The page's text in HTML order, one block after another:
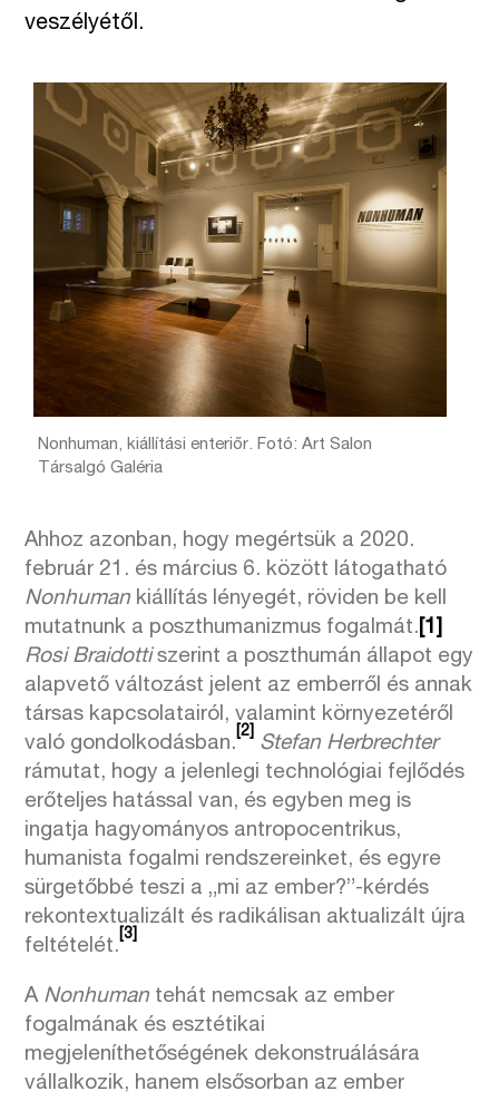
veszélyétől.
Nonhuman, kiállítási enteriőr. Fotó: Art Salon
Társalgó Galéria
Ahhoz azonban, hogy megértsük a 2020.
február 21. és március 6. között látogatható
Nonhuman kiállítás lényegét, röviden be kell
mutatnunk a poszthumanizmus fogalmát. [1]
Rosi Braidottiszerint a poszthumán állapot egy
alapvető változást jelent az emberről és annak
társas kapcsolatairól, valamint környezetéről
való gondolkodásban.
[2]
Stefan Herbrechter
rámutat, hogy a jelenlegi technológiai fejlődés
erőteljes hatással van, és egyben meg is
ingatja hagyományos antropocentrikus,
humanista fogalmi rendszereinket, és egyre
sürgetőbbé teszi a „mi az ember?”-kérdés
rekontextualizált és radikálisan aktualizált újra
feltételét.
[3]
A Nonhuman tehát nemcsak az ember
fogalmának és esztétikai
megjeleníthetőségének dekonstruálására
vállalkozik, hanem elsősorban az ember